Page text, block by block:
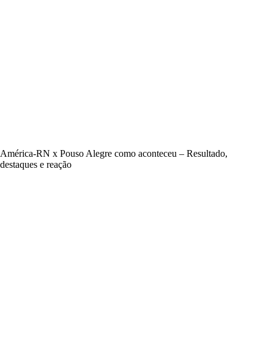
América-RN x Pouso Alegre como aconteceu – Resultado,
destaques e reação